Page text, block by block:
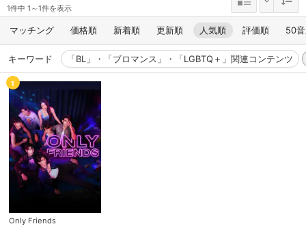
1件中 1～1件を表示
マッチング 価格順 新着順 更新順 人気順 評価順 50
キーワード 「BL」・「ブロマンス」・「LGBTQ＋」関連コンテンツ
1
Only Friends